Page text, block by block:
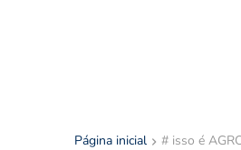
Página inicial # isso é